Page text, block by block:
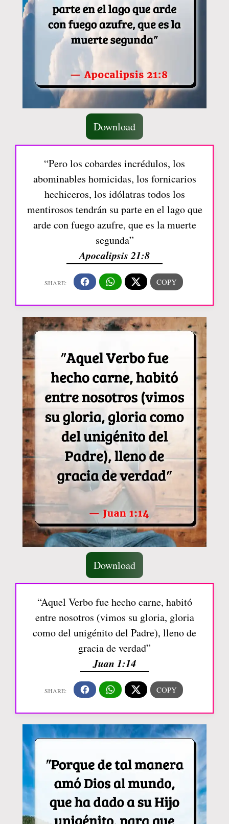
Download
“Pero los cobardes incrédulos, los
abominables homicidas, los fornicarios
hechiceros, los idólatras todos los
mentirosos tendrán su parte en el lago que
arde con fuego azufre, que es la muerte
segunda”
Apocalipsis 21:8
Download
“Aquel Verbo fue hecho carne, habitó
entre nosotros (vimos su gloria, gloria
como del unigénito del Padre), lleno de
gracia de verdad”
Juan 1:14